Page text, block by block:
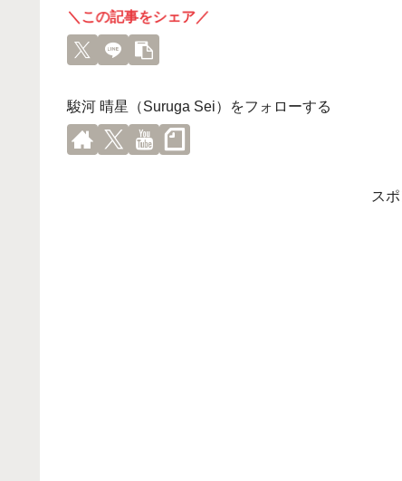
＼この記事をシェア／
駿河 晴星（Suruga Sei）をフォローする
ス